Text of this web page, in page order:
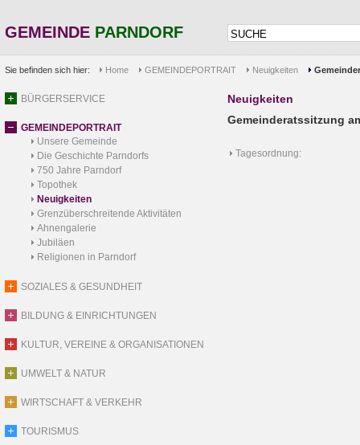
GEMEINDE PARNDORF
Sie befinden sich hier: Home GEMEINDEPORTRAIT Neuigkeiten
BÜRGERSERVICE
GEMEINDEPORTRAIT
Unsere Gemeinde
Die Geschichte Parndorfs
750 Jahre Parndorf
Topothek
Neuigkeiten
Grenzüberschreitende Aktivitäten
Ahnengalerie
Jubiläen
Religionen in Parndorf
SOZIALES & GESUNDHEIT
BILDUNG & EINRICHTUNGEN
KULTUR, VEREINE & ORGANISATIONEN
UMWELT & NATUR
WIRTSCHAFT & VERKEHR
TOURISMUS
Neuigkeiten
Gemeinderatssitzung
Tagesordnung: